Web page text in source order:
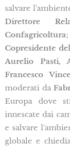
salvare
Direttore
Confagricoltura
Copresidente
Aurelio Pasti,
Francesco
moderati da
Europa dove
innescate dai
e salvare
globale e